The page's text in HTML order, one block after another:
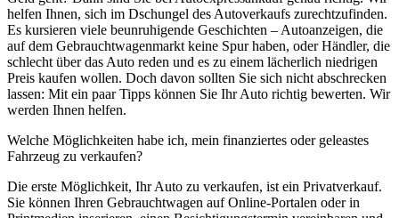
helfen Ihnen, sich im Dschungel des Autoverkaufs zurechtzufinden.
Es kursieren viele beunruhigende Geschichten – Autoanzeigen, die
auf dem Gebrauchtwagenmarkt keine Spur haben, oder Händler, die
schlecht über das Auto reden und es zu einem lächerlich niedrigen
Preis kaufen wollen. Doch davon sollten Sie sich nicht abschrecken
lassen: Mit ein paar Tipps können Sie Ihr Auto richtig bewerten. Wir
werden Ihnen helfen.
Welche Möglichkeiten habe ich, mein finanziertes oder geleastes
Fahrzeug zu verkaufen?
Die erste Möglichkeit, Ihr Auto zu verkaufen, ist ein Privatverkauf.
Sie können Ihren Gebrauchtwagen auf Online-Portalen oder in